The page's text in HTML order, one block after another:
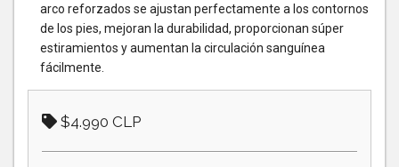
arco reforzados se ajustan perfectamente a los contornos
de los pies, mejoran la durabilidad, proporcionan súper
estiramientos y aumentan la circulación sanguínea
fácilmente.
$4.990 CLP